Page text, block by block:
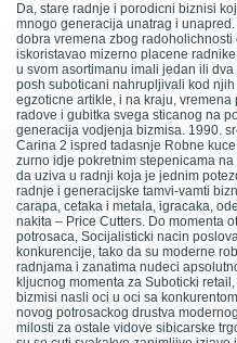
Da, stare radnje i porodicni biznisi
mnogo generacija unatrag i
dobra vremena zbog
iskoristavao mizerno placene
u svom asortimanu imali jedan ili
posh suboticani nahrupljivali kod
egzoticne artikle, i na kraju,
radove i gubitka svega sticanog na
generacija vodjenja bizmisa. 1990.
Carina 2 ispred tadasnje Robne
zurno idje pokretnim stepenicama
da uziva u radnji koja je jednim
radnje i generacijske tamvi-vamti
carapa, cetaka i metala, igracaka,
nakita – Price Cutters. Do momenta
potrosaca, Socijalisticki nacin
konkurencije, tako da su moderne
radnjama i zanatima nudeci
kljucnog momenta za Suboticki
bizmisi nasli oci u oci sa
novog potrosackog drustva
milosti za ostale vidove sibicarske